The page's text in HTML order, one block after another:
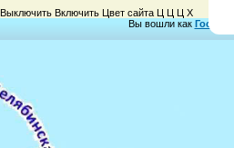
Выключить Включить Цвет сайта Ц Ц Ц Х
Вы вошли как Гость